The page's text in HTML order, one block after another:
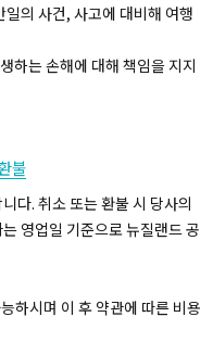
의 사건, 사고에 대비해 여행
하는 손해에 대해 책임을 지지
불
다. 취소 또는 환불 시 당사의
영업일 기준으로 뉴질랜드 공
하시며 이 후 약관에 따른 비용